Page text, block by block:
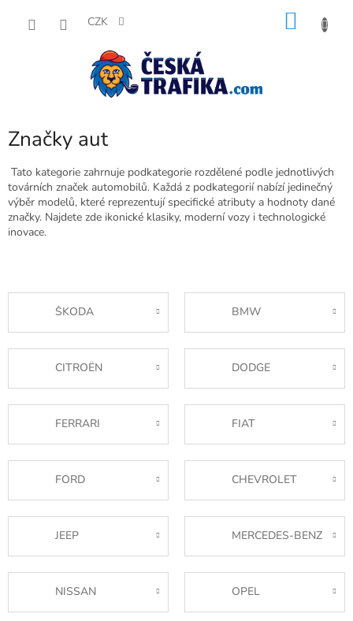
CZK
Značky aut
Tato kategorie zahrnuje podkategorie rozdělené podle jednotlivých
továrních značek automobilů. Každá z podkategorií nabízí jedinečný
výběr modelů, které reprezentují specifické atributy a hodnoty dané
značky. Najdete zde ikonické klasiky, moderní vozy i technologické
inovace.
ŠKODA BMW
CITROËN DODGE
FERRARI FIAT
FORD CHEVROLET
JEEP MERCEDES-BENZ
NISSAN OPEL